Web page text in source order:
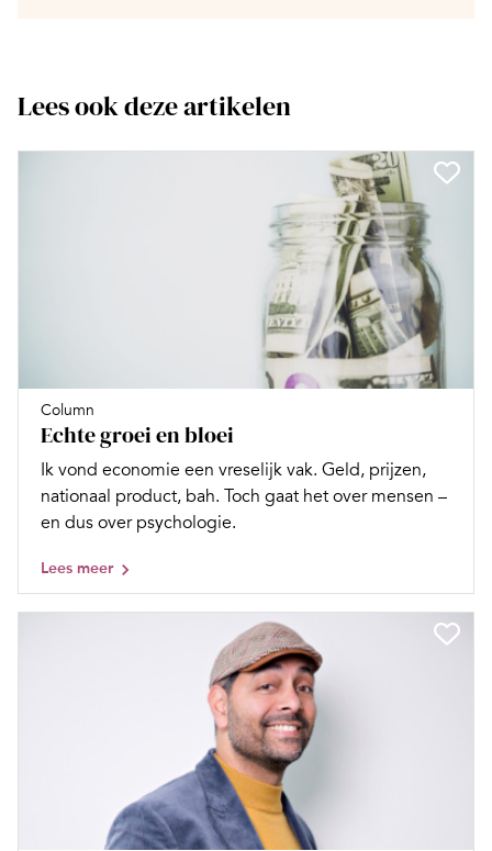
Lees ook deze artikelen
Column
Echte groei en bloei
Ik vond economie een vreselijk vak. Geld, prijzen,
nationaal product, bah. Toch gaat het over mensen –
en dus over psychologie.
Lees meer